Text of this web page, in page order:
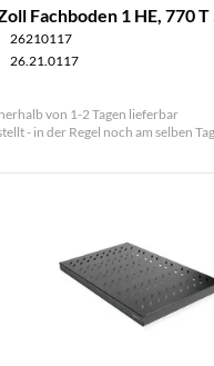
Fachboden 1 HE, 770
26210117
26.21.0117
von 1-2 Tagen lieferbar
- in der Regel noch am selben